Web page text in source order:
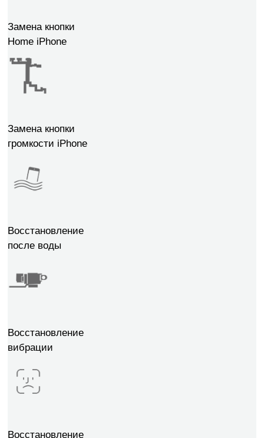
Замена кнопки
Home iPhone
Замена кнопки
громкости iPhone
Восстановление
после воды
Восстановление
вибрации
Восстановление